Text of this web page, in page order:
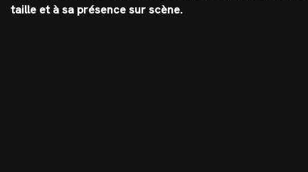
taille et à sa présence sur scène.